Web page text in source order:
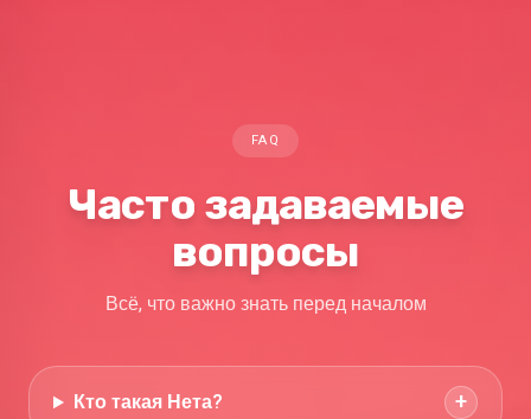
FAQ
Часто задаваемые
вопросы
Всё, что важно знать перед началом
Кто такая Нета? +